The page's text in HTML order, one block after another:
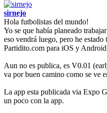
sirnejo
Hola futbolistas del mundo!
Yo se que había planeado
eso vendrá luego, pero he
Partidito.com para iOS y
Aun no es publica, es V0.01
va por buen camino como se ve
La app esta publicada via Expo
un poco con la app.